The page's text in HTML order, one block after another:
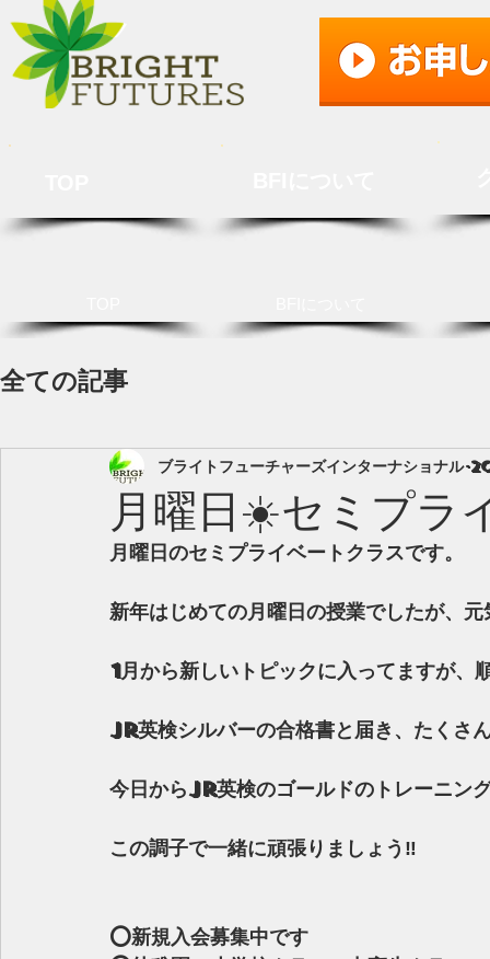
全ての記事
月曜日☀️セミプラ
ブライトフューチャーズインターナショナル
月曜日のセミプライベートクラスです。
新年はじめての月曜日の授業でしたが、
1月から新しいトピックに入ってますが、
Jr英検シルバーの合格書と届き、たくさ
今日からJr英検のゴールドのトレーニン
この調子で一緒に頑張りましょう‼️
⭕️新規入会募集中です